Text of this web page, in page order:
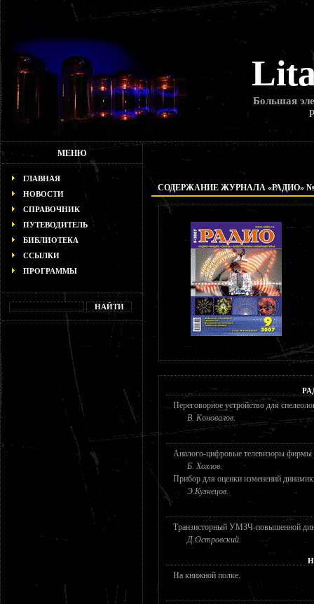
Большая
МЕНЮ
ГЛАВНАЯ
НОВОСТИ
СПРАВОЧНИК
ПУТЕВОДИТЕЛЬ
БИБЛИОТЕКА
ССЫЛКИ
ПРОГРАММЫ
СОДЕРЖАНИЕ ЖУРНАЛА «РАДИО» №
Переговорное устройство для
В. Коновалов.
Аналого-цифровые телевизоры
Б. Хохлов.
Прибор для оценки изменений
Э.Кузнецов.
Транзисторный УМЗЧ-повышенной
Д.Островский.
На книжной полке.